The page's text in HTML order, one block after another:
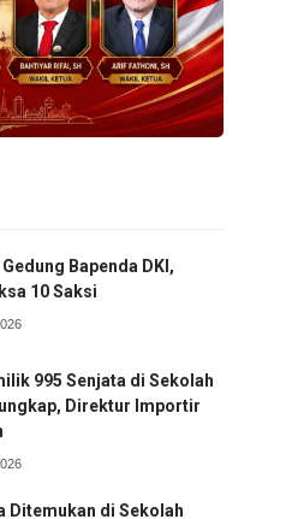
Bapenda DKI,
10 Saksi
995 Senjata di Sekolah
Direktur Importir
Ditemukan di Sekolah